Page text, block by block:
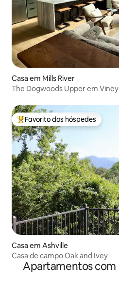
Casa em Mills River
The Dogwoods Upper em
Favoritos dos hóspedes mais
Favorito dos hóspedes
Casa em Ashville
Casa de campo Oak and Ivey
Apartamentos com